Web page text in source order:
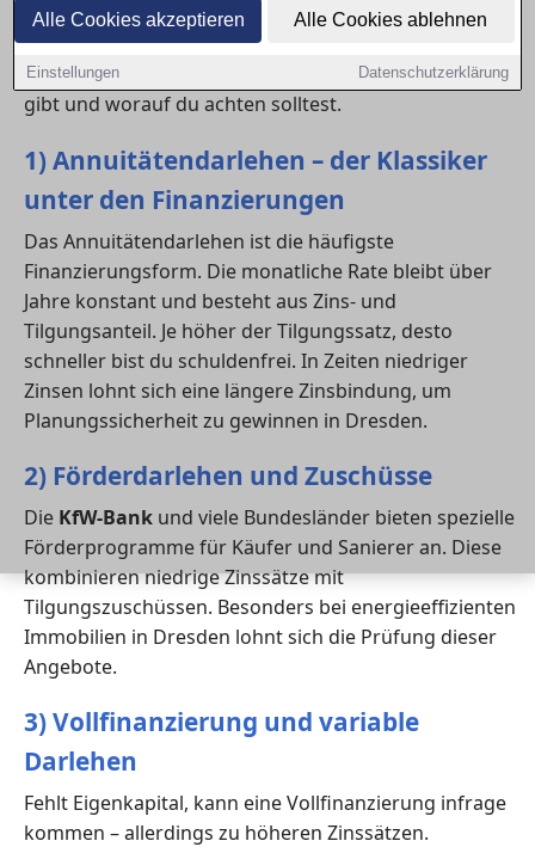
Alle Cookies akzeptieren Alle Cookies ablehnen
Einstellungen Datenschutzerklärung
Förderung oder variable Zinsmodelle – eine gut
geplante Finanzierung ist die Basis für einen sicheren
Immobilienkauf. Hier erfährst du, welche Optionen es
gibt und worauf du achten solltest.
1) Annuitätendarlehen – der Klassiker
unter den Finanzierungen
Das Annuitätendarlehen ist die häufigste
Finanzierungsform. Die monatliche Rate bleibt über
Jahre konstant und besteht aus Zins- und
Tilgungsanteil. Je höher der Tilgungssatz, desto
schneller bist du schuldenfrei. In Zeiten niedriger
Zinsen lohnt sich eine längere Zinsbindung, um
Planungssicherheit zu gewinnen in Dresden.
2) Förderdarlehen und Zuschüsse
Die KfW-Bank und viele Bundesländer bieten spezielle
Förderprogramme für Käufer und Sanierer an. Diese
kombinieren niedrige Zinssätze mit
Tilgungszuschüssen. Besonders bei energieeffizienten
Immobilien in Dresden lohnt sich die Prüfung dieser
Angebote.
3) Vollfinanzierung und variable
Darlehen
Fehlt Eigenkapital, kann eine Vollfinanzierung infrage
kommen – allerdings zu höheren Zinssätzen.